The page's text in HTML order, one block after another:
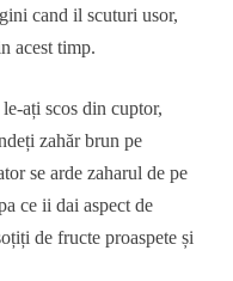
cand il scuturi usor,
acest timp.
ați scos din cuptor,
zahăr brun pe
se arde zaharul de pe
ce ii dai aspect de
de fructe proaspete și